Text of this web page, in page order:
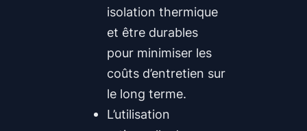
isolation thermique
et être durables
pour minimiser les
coûts d’entretien sur
le long terme.
L’utilisation